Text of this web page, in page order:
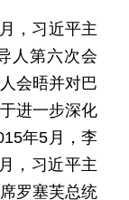
，习近平主
人第六次会
会晤并对巴
进一步深化
年5月，李
，习近平主
罗塞芙总统